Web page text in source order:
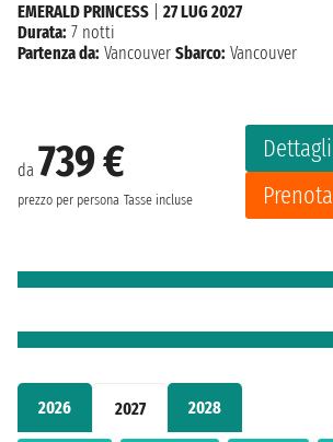
2026 2027 2028
da 739 €
prezzo per persona Tasse incluse
Dettagli
Prenota
EMERALD PRINCESS
27 LUG 2027
Durata: 7 notti
Partenza da: Vancouver Sbarco: Vancouver